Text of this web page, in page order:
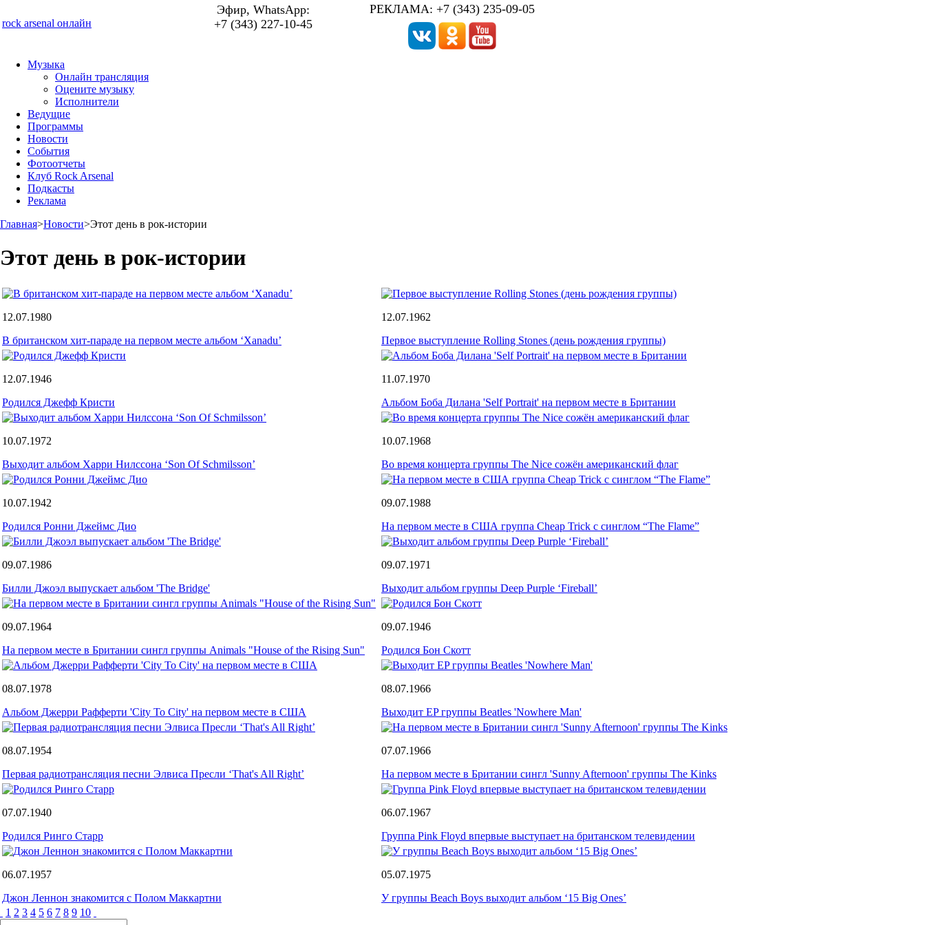
rock arsenal онлайн
Эфир, WhatsApp:
+7 (343) 227-10-45
РЕКЛАМА: +7 (343) 235-09-05
Музыка
Онлайн трансляция
Оцените музыку
Исполнители
Ведущие
Программы
Новости
События
Фотоотчеты
Клуб Rock Arsenal
Подкасты
Реклама
Главная>Новости>Этот день в рок-истории
Этот день в рок-истории
12.07.1980
В британском хит-параде на первом месте альбом ‘Xanadu’
12.07.1962
Первое выступление Rolling Stones (день рождения группы)
12.07.1946
Родился Джефф Кристи
11.07.1970
Альбом Боба Дилана 'Self Portrait' на первом месте в Британии
10.07.1972
Выходит альбом Харри Нилссона ‘Son Of Schmilsson’
10.07.1968
Во время концерта группы The Nice сожён американский флаг
10.07.1942
Родился Ронни Джеймс Дио
09.07.1988
На первом месте в США группа Cheap Trick с синглом “The Flame”
09.07.1986
Билли Джоэл выпускает альбом 'The Bridge'
09.07.1971
Выходит альбом группы Deep Purple ‘Fireball’
09.07.1964
На первом месте в Британии сингл группы Animals "House of the Rising Sun"
09.07.1946
Родился Бон Скотт
08.07.1978
Альбом Джерри Рафферти 'City To City' на первом месте в США
08.07.1966
Выходит EP группы Beatles 'Nowhere Man'
08.07.1954
Первая радиотрансляция песни Элвиса Пресли ‘That's All Right’
07.07.1966
На первом месте в Британии сингл 'Sunny Afternoon' группы The Kinks
07.07.1940
Родился Ринго Старр
06.07.1967
Группа Pink Floyd впервые выступает на британском телевидении
06.07.1957
Джон Леннон знакомится с Полом Маккартни
05.07.1975
У группы Beach Boys выходит альбом ‘15 Big Ones’
1 2 3 4 5 6 7 8 9 10